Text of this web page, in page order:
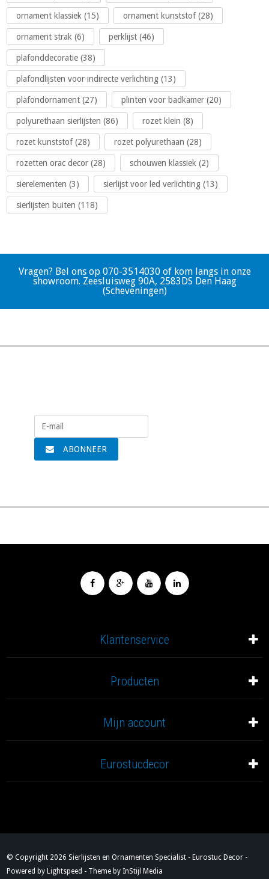
ornament klassiek (15) ornament kunststof (28)
ornament strak (6) perklijst (46)
plafonddecoratie (38)
plafondlijsten voor indirecte verlichting (13)
plafondornament (27) plinten voor badkamer (20)
polyurethaan sierlijsten (86) rozet klein (8)
rozet kunststof (28) rozet polyurethaan (28)
rozetten orac decor (28) schouwen klassiek (2)
sierelementen (3) sierlijst voor led verlichting (13)
sierlijsten buiten (118)
Vragen? Bel ons op 070-3514030 of kom langs in onze
showroom. Zeesluisweg 90A, 2583DS Den Haag
(Scheveningen)
ABONNEER
Klantenservice
Producten
Mijn account
Eurostucdecor
© Copyright 2026 Sierlijsten en Ornamenten Specialist - Eurostuc Decor -
Powered by Lightspeed - Theme by InStijl Media